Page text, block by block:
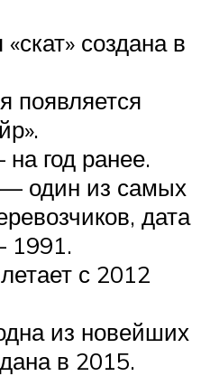
создана в
появляется
год ранее.
один из самых
дата
1991.
с 2012
из новейших
в 2015.